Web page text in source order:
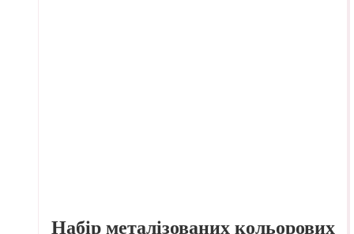
Набір металізованих кольорових